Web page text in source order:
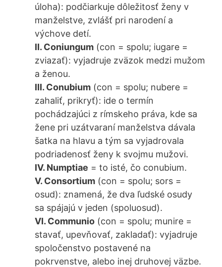
úloha): podčiarkuje dôležitosť ženy v
manželstve, zvlášť pri narodení a
výchove detí.
II. Coniungum (con = spolu; iugare =
zviazať): vyjadruje zväzok medzi mužom
a ženou.
III. Conubium (con = spolu; nubere =
zahaliť, prikryť): ide o termín
pochádzajúci z rímskeho práva, kde sa
žene pri uzátvaraní manželstva dávala
šatka na hlavu a tým sa vyjadrovala
podriadenosť ženy k svojmu mužovi.
IV. Numptiae = to isté, čo conubium.
V. Consortium (con = spolu; sors =
osud): znamená, že dva ľudské osudy
sa spájajú v jeden (spoluosud).
VI. Communio (con = spolu; munire =
stavať, upevňovať, zakladať): vyjadruje
spoločenstvo postavené na
pokrvenstve, alebo inej druhovej väzbe.